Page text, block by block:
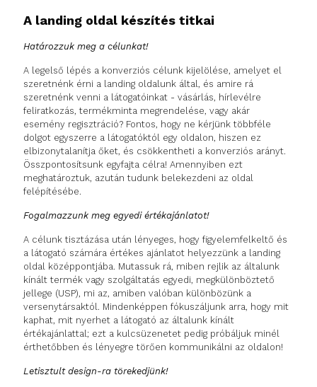
A landing oldal készítés titkai
Határozzuk meg a célunkat!
A legelső lépés a konverziós célunk kijelölése, amelyet el
szeretnénk érni a landing oldalunk által, és amire rá
szeretnénk venni a látogatóinkat - vásárlás, hírlevélre
feliratkozás, termékminta megrendelése, vagy akár
esemény regisztráció? Fontos, hogy ne kérjünk többféle
dolgot egyszerre a látogatóktól egy oldalon, hiszen ez
elbizonytalanítja őket, és csökkentheti a konverziós arányt.
Összpontosítsunk egyfajta célra! Amennyiben ezt
meghatároztuk, azután tudunk belekezdeni az oldal
felépítésébe.
Fogalmazzunk meg egyedi értékajánlatot!
A célunk tisztázása után lényeges, hogy figyelemfelkeltő és
a látogató számára értékes ajánlatot helyezzünk a landing
oldal középpontjába. Mutassuk rá, miben rejlik az általunk
kínált termék vagy szolgáltatás egyedi, megkülönböztető
jellege (USP), mi az, amiben valóban különbözünk a
versenytársaktól. Mindenképpen fókuszáljunk arra, hogy mit
kaphat, mit nyerhet a látogató az általunk kínált
értékajánlattal; ezt a kulcsüzenetet pedig próbáljuk minél
érthetőbben és lényegre törően kommunikálni az oldalon!
Letisztult design-ra törekedjünk!